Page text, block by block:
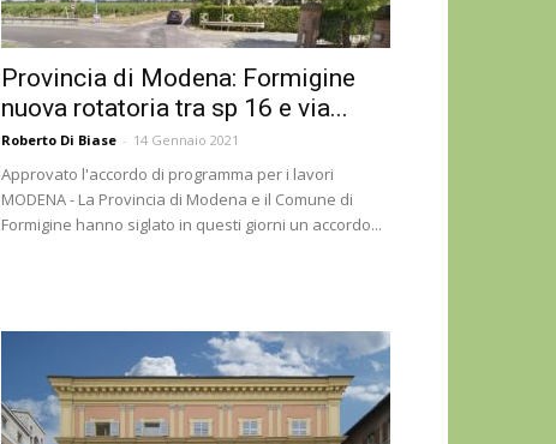
Provincia di Modena: Formigine
nuova rotatoria tra sp 16 e via...
Roberto Di Biase - 14 Gennaio 2021
Approvato l'accordo di programma per i lavori
MODENA - La Provincia di Modena e il Comune di
Formigine hanno siglato in questi giorni un accordo...